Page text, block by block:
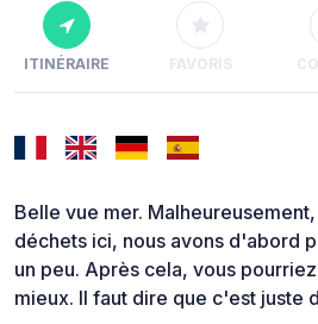
ITINÉRAIRE FAVORIS
Belle vue mer.
déchets ici, nous avons d'abord
un peu. Après cela, vous
mieux. Il faut dire que c'est juste